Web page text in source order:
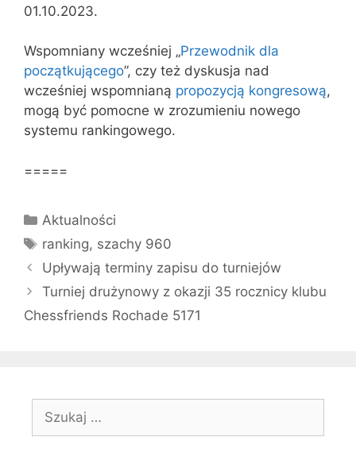
01.10.2023.
Wspomniany wcześniej „Przewodnik dla
początkującego”, czy też dyskusja nad
wcześniej wspomnianą propozycją kongresową,
mogą być pomocne w zrozumieniu nowego
systemu rankingowego.
=====
Kategorie
Aktualności
Tagi
ranking, szachy 960
Upływają terminy zapisu do turniejów
Turniej drużynowy z okazji 35 rocznicy klubu
Chessfriends Rochade 5171